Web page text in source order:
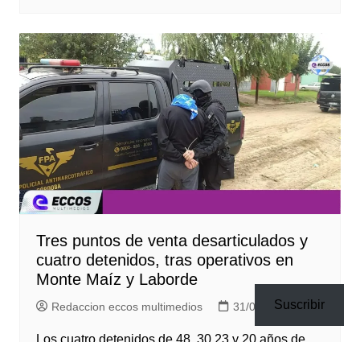
Tres puntos de venta desarticulados y
cuatro detenidos, tras operativos en
Monte Maíz y Laborde
Redaccion eccos multimedios 31/03/2023Suscribir